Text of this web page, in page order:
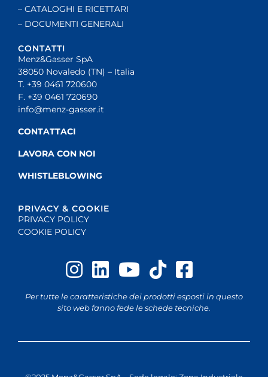
– CATALOGHI E RICETTARI
– DOCUMENTI GENERALI
CONTATTI
Menz&Gasser SpA
38050 Novaledo (TN) – Italia
T. +39 0461 720600
F. +39 0461 720690
info@menz-gasser.it
CONTATTACI
LAVORA CON NOI
WHISTLEBLOWING
PRIVACY & COOKIE
PRIVACY POLICY
COOKIE POLICY
Per tutte le caratteristiche dei prodotti esposti in questo
sito web fanno fede le schede tecniche.